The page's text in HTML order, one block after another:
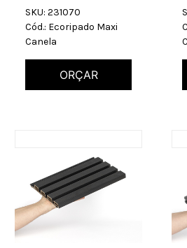
SKU: 231070
Cód.: Ecoripado Maxi
Canela
ORÇAR